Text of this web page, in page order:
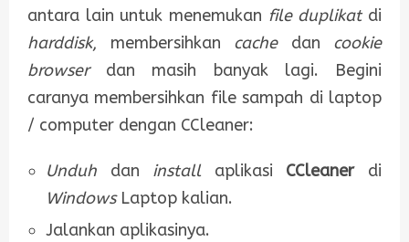
antara lain untuk menemukan file duplikatdi
harddisk, membersihkan cachedan cookie
browserdan masih banyak lagi. Begini
caranya membersihkan file sampah di laptop
/ computer dengan CCleaner:
Unduh dan install aplikasi CCleanerdi
WindowsLaptop kalian.
Jalankan aplikasinya.